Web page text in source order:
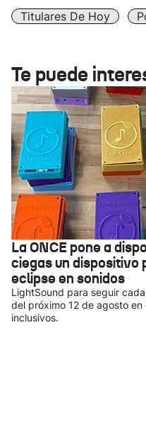
Titulares De Hoy
Te puede
La ONCE pone a
ciegas un dispositivo
eclipse en sonidos
LightSound para seguir
del próximo 12 de agosto
inclusivos.